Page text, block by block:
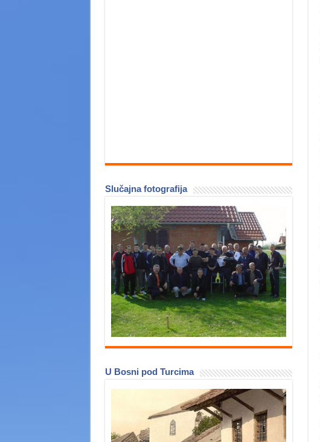
Slučajna fotografija
U Bosni pod Turcima